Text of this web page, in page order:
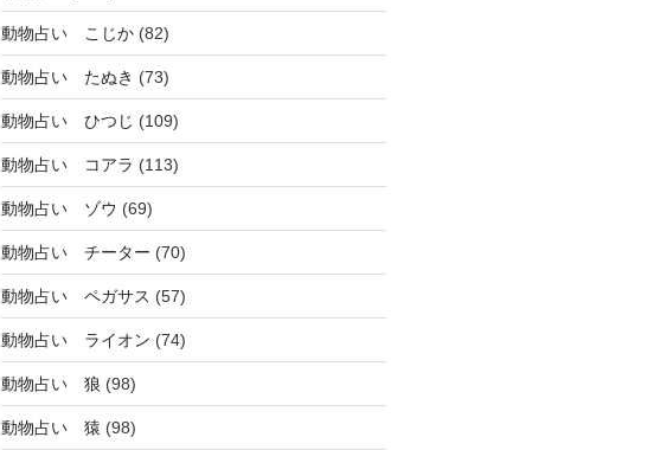
動物占い こじか(82)
動物占い たぬき (73)
動物占い ひつじ (109)
動物占い コアラ (113)
動物占い ゾウ (69)
動物占い チーター (70)
動物占い ペガサス (57)
動物占い ライオン (74)
動物占い 狼 (98)
動物占い 猿 (98)